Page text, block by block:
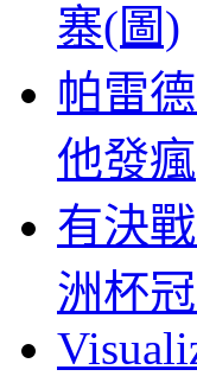
寨(圖)
帕雷
他發瘋
有決
洲杯